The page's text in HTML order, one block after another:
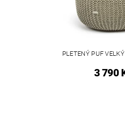
PLETENÝ PUF
3 790